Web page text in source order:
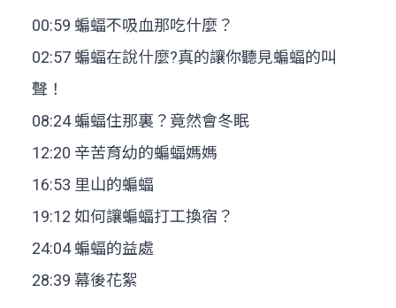
00:59 蝙蝠不吸血那吃什麼？
02:57 蝙蝠在說什麼?真的讓你聽見蝙蝠的叫
聲！
08:24 蝙蝠住那裏？竟然會冬眠
12:20 辛苦育幼的蝙蝠媽媽
16:53 里山的蝙蝠
19:12 如何讓蝙蝠打工換宿？
24:04 蝙蝠的益處
28:39 幕後花絮